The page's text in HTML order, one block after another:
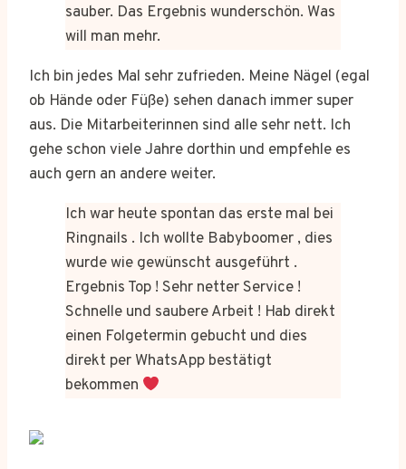
sauber. Das Ergebnis wunderschön. Was
will man mehr.
Ich bin jedes Mal sehr zufrieden. Meine Nägel (egal
ob Hände oder Füße) sehen danach immer super
aus. Die Mitarbeiterinnen sind alle sehr nett. Ich
gehe schon viele Jahre dorthin und empfehle es
auch gern an andere weiter.
Ich war heute spontan das erste mal bei
Ringnails . Ich wollte Babyboomer , dies
wurde wie gewünscht ausgeführt .
Ergebnis Top ! Sehr netter Service !
Schnelle und saubere Arbeit ! Hab direkt
einen Folgetermin gebucht und dies
direkt per WhatsApp bestätigt
bekommen